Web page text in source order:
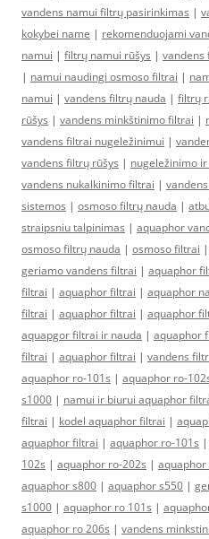
vandens namui filtrų pasirinkimas |
kokybei name | rekomenduojami
namui | filtrų namui rūšys | vandens
| namui naudingi osmoso filtrai |
namui | vandens filtrų nauda | filtrų
rūšys | vandens minkštinimo filtrai |
vandens filtrai nugeležinimui |
vandens filtrų rūšys | nugeležinimo
vandens nukalkinimo filtrai |
sistemos | osmoso filtrų nauda |
straipsniu talpinimas | aquaphor
osmoso filtrų nauda | osmoso filtrai |
geriamo vandens filtrai | aquaphor
filtrai | aquaphor filtrai | aquaphor
filtrai | aquaphor filtrai | aquaphor
aquapgor filtrai ir nauda | aquaphor
filtrai | aquaphor filtrai | vandens
aquaphor ro-101s | aquaphor ro-
s1000 | namui ir biurui aquaphor
filtrai | kodel aquaphor filtrai |
aquaphor filtrai | aquaphor ro-101s |
102s | aquaphor ro-202s | aquaphor
aquaphor s800 | aquaphor s550 |
s1000 | aquaphor ro 101s |
aquaphor ro 206s | vandens